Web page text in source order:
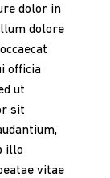
dolor in
dolore
officia
ut
sit
illo
vitae